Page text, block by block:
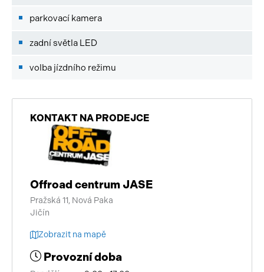
parkovací kamera
zadní světla LED
volba jízdního režimu
KONTAKT NA PRODEJCE
Offroad centrum JASE
Pražská 11, Nová Paka
Jičín
Zobrazit na mapě
Provozní doba